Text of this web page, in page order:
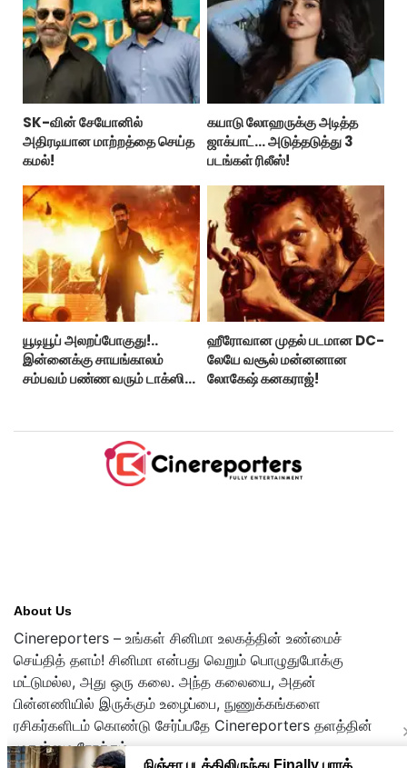
SK-வின் சேயோனில்
அதிரடியான மாற்றத்தை செய்த
கமல்!
கயாடு லோஹருக்கு அடித்த
ஜாக்பாட்... அடுத்தடுத்து 3
படங்கள் ரிலீஸ்!
யூடியூப் அலறப்போகுது!..
இன்னைக்கு சாயங்காலம்
சம்பவம் பண்ண வரும் டாக்ஸிக்
ஹீரோவான முதல் படமான DC-
லேயே வசூல் மன்னனான
லோகேஷ் கனகராஜ்!
About Us
Cinereporters – உங்கள் சினிமா உலகத்தின் உண்மைச்
செய்தித் தளம்! சினிமா என்பது வெறும் பொழுதுபோக்கு
மட்டுமல்ல, அது ஒரு கலை. அந்த கலையை, அதன்
பின்னணியில் இருக்கும் உழைப்பை, நுணுக்கங்களை
ரசிகர்களிடம் கொண்டு சேர்ப்பதே Cinereporters தளத்தின்
முதன்மை நோக்கம்.